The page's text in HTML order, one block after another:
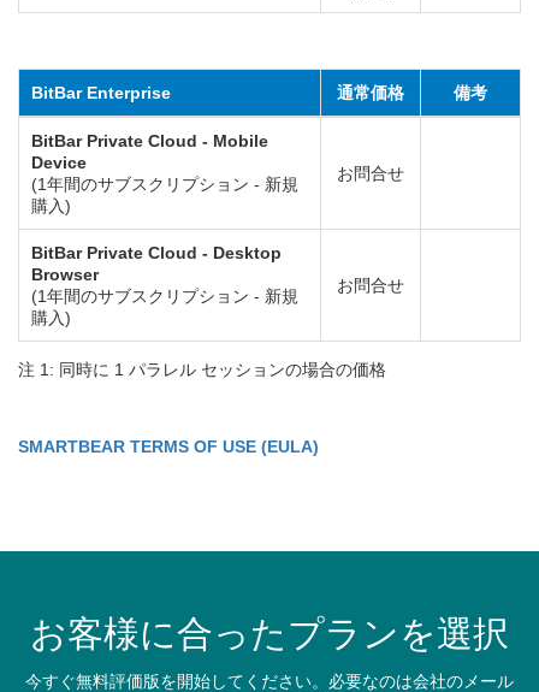
BitBar Enterprise 通常価格 備考
BitBar Private Cloud - Mobile
Device
(1年間のサブスクリプション - 新規
購入)
お問合せ
BitBar Private Cloud - Desktop
Browser
(1年間のサブスクリプション - 新規
購入)
お問合せ
注 1: 同時に 1 パラレル セッションの場合の価格
SMARTBEAR TERMS OF USE (EULA)
お客様に合ったプランを選択
今すぐ無料評価版を開始してください。必要なのは会社のメール